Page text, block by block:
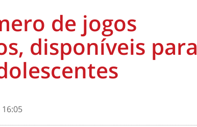
de jogos
disponíveis para